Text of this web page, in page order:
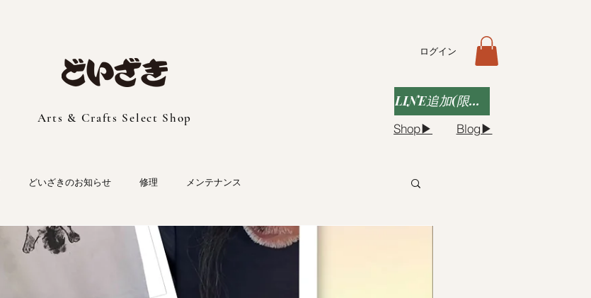
Arts & Crafts Select Shop
ログイン
Shop▶︎ Blog▶︎
LINE追加(限定クーポンなど)
どいざきのお知らせ 修理 メンテナンス